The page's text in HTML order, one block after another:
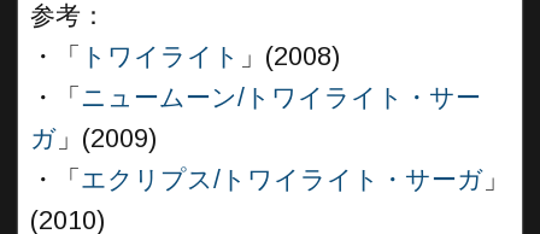
参考：
・「 トワイライト 」(2008)
・「 ニュームーン/トワイライト・サー
ガ 」(2009)
・「 エクリプス/トワイライト・サーガ 」
(2010)